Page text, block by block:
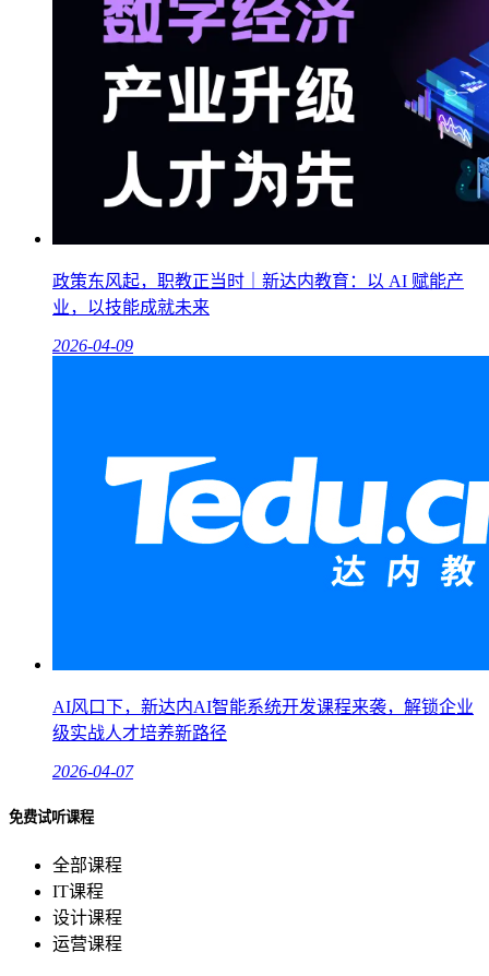
政策东风起，职教正当时｜新达内教育：以 AI 赋能产
业，以技能成就未来
2026-04-09
AI风口下，新达内AI智能系统开发课程来袭，解锁企业
级实战人才培养新路径
2026-04-07
免费试听课程
全部课程
IT课程
设计课程
运营课程